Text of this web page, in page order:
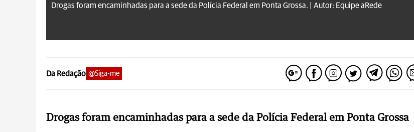
Drogas foram encaminhadas para a sede da Polícia Federal em Ponta Grossa. | Autor: Equipe aRede
Da Redação @Siga-me
Drogas foram encaminhadas para a sede da Polícia Federal em Ponta Grossa